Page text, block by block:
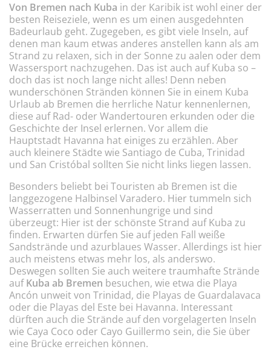
Von Bremen nach Kuba in der Karibik ist wohl einer der
besten Reiseziele, wenn es um einen ausgedehnten
Badeurlaub geht. Zugegeben, es gibt viele Inseln, auf
denen man kaum etwas anderes anstellen kann als am
Strand zu relaxen, sich in der Sonne zu aalen oder dem
Wassersport nachzugehen. Das ist auch auf Kuba so –
doch das ist noch lange nicht alles! Denn neben
wunderschönen Stränden können Sie in einem Kuba
Urlaub ab Bremen die herrliche Natur kennenlernen,
diese auf Rad- oder Wandertouren erkunden oder die
Geschichte der Insel erlernen. Vor allem die
Hauptstadt Havanna hat einiges zu erzählen. Aber
auch kleinere Städte wie Santiago de Cuba, Trinidad
und San Cristóbal sollten Sie nicht links liegen lassen.
Besonders beliebt bei Touristen ab Bremen ist die
langgezogene Halbinsel Varadero. Hier tummeln sich
Wasserratten und Sonnenhungrige und sind
überzeugt: Hier ist der schönste Strand auf Kuba zu
finden. Erwarten dürfen Sie auf jeden Fall weiße
Sandstrände und azurblaues Wasser. Allerdings ist hier
auch meistens etwas mehr los, als anderswo.
Deswegen sollten Sie auch weitere traumhafte Strände
aufKuba ab Bremen besuchen, wie etwa die Playa
Ancón unweit von Trinidad, die Playas de Guardalavaca
oder die Playas del Este bei Havanna. Interessant
dürften auch die Strände auf den vorgelagerten Inseln
wie Caya Coco oder Cayo Guillermo sein, die Sie über
eine Brücke erreichen können.